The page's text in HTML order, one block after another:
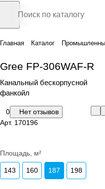
Главная Каталог
Gree FP-306WAF-R
Канальный бескорпусной
фанкойл
0
Нет отзывов
Арт. 170196
Площадь, м²
143 160 187 198